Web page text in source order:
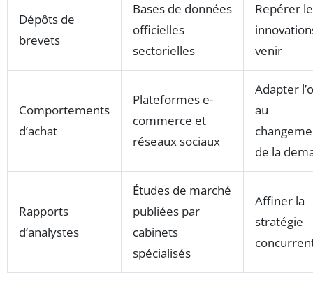
Dépôts de
brevets
Bases de données
officielles
sectorielles
Repérer
venir
Comportements
d’achat
Plateformes e-
commerce et
réseaux sociaux
Adapter
au
de la
Rapports
d’analystes
Études de marché
publiées par
cabinets
spécialisés
Affiner la
stratégie